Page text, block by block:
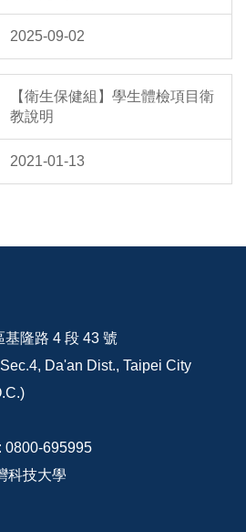
2025-09-02
【衛生保健組】學生體檢項目衛
教說明
2021-01-13
隆路 4 段 43 號
Da'an Dist., Taipei City
0800-695995
科技大學